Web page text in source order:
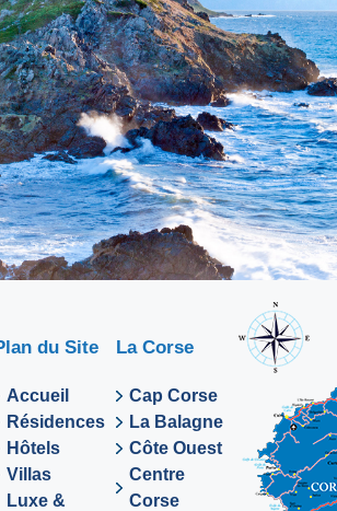
du Site
Accueil
Résidences
Hôtels
Villas
Luxe &
La Corse
Cap Corse
La Balagne
Côte Ouest
Centre
Corse